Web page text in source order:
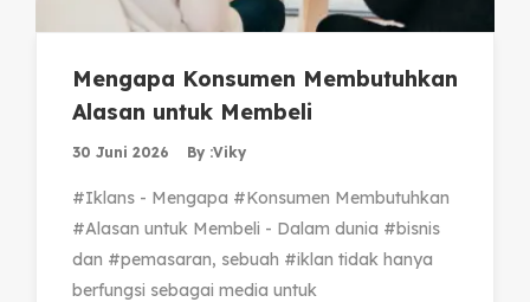
Mengapa Konsumen Membutuhkan
Alasan untuk Membeli
30 Juni 2026 By :Viky
#Iklans - Mengapa #Konsumen Membutuhkan
#Alasan untuk Membeli - Dalam dunia #bisnis
dan #pemasaran, sebuah #iklan tidak hanya
berfungsi sebagai media untuk